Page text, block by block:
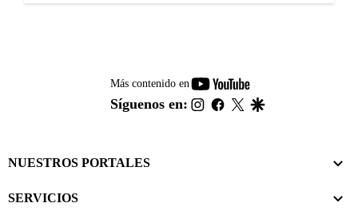
Más contenido en
youtube-
footer
Síguenos en: instagram
facebook
twitter
NUESTROS PORTALES
SERVICIOS